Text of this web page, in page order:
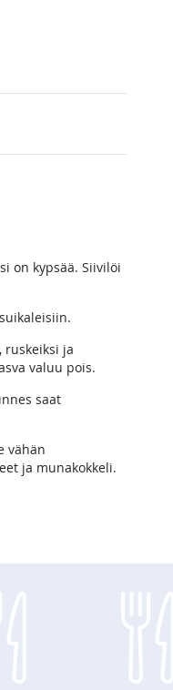
on kypsää. Siivilöi
ruskeiksi ja
valuu pois.
saat
vähän
ja munakokkeli.